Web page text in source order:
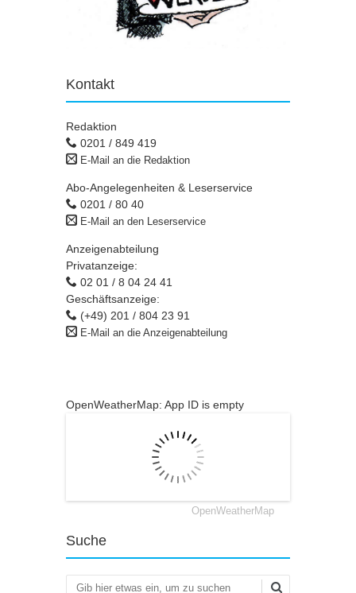
Kontakt
Redaktion
0201 / 849 419
E-Mail an die Redaktion
Abo-Angelegenheiten & Leserservice
0201 / 80 40
E-Mail an den Leserservice
Anzeigenabteilung
Privatanzeige:
02 01 / 8 04 24 41
Geschäftsanzeige:
(+49) 201 / 804 23 91
E-Mail an die Anzeigenabteilung
OpenWeatherMap: App ID is empty
OpenWeatherMap
Suche
Suchen